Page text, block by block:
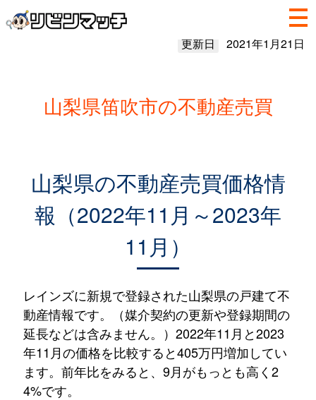
更新日 2021年1月21日
山梨県笛吹市の不動産売買
山梨県の不動産売買価格情
報（2022年11月～2023年
11月）
レインズに新規で登録された山梨県の戸建て不
動産情報です。（媒介契約の更新や登録期間の
延長などは含みません。）2022年11月と2023
年11月の価格を比較すると405万円増加してい
ます。前年比をみると、9月がもっとも高く2
4%です。